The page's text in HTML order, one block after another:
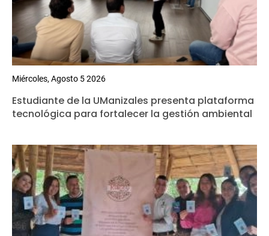
Miércoles, Agosto 5 2026
Estudiante de la UManizales presenta plataforma
tecnológica para fortalecer la gestión ambiental